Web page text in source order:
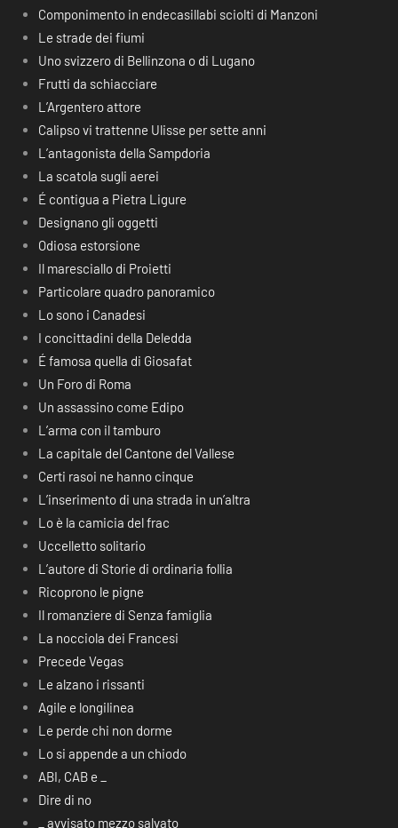
Componimento in endecasillabi sciolti di Manzoni
Le strade dei fiumi
Uno svizzero di Bellinzona o di Lugano
Frutti da schiacciare
L’Argentero attore
Calipso vi trattenne Ulisse per sette anni
L’antagonista della Sampdoria
La scatola sugli aerei
É contigua a Pietra Ligure
Designano gli oggetti
Odiosa estorsione
Il maresciallo di Proietti
Particolare quadro panoramico
Lo sono i Canadesi
I concittadini della Deledda
É famosa quella di Giosafat
Un Foro di Roma
Un assassino come Edipo
L’arma con il tamburo
La capitale del Cantone del Vallese
Certi rasoi ne hanno cinque
L’inserimento di una strada in un’altra
Lo è la camicia del frac
Uccelletto solitario
L’autore di Storie di ordinaria follia
Ricoprono le pigne
Il romanziere di Senza famiglia
La nocciola dei Francesi
Precede Vegas
Le alzano i rissanti
Agile e longilinea
Le perde chi non dorme
Lo si appende a un chiodo
ABI, CAB e _
Dire di no
_ avvisato mezzo salvato